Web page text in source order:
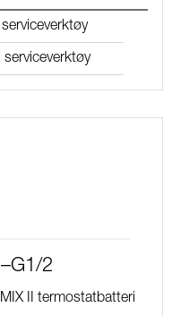
serviceverktøy
serviceverktøy
2
II termostatbatteri